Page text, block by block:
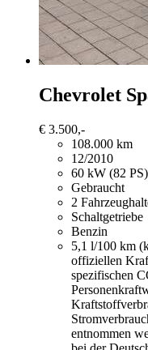
Chevrolet
€ 3.500,-
108.000 km
12/2010
60 kW (82 PS)
Gebraucht
2
Schaltgetriebe
Benzin
5,1 l/100 km
offiziellen
spezifischen
entnommen